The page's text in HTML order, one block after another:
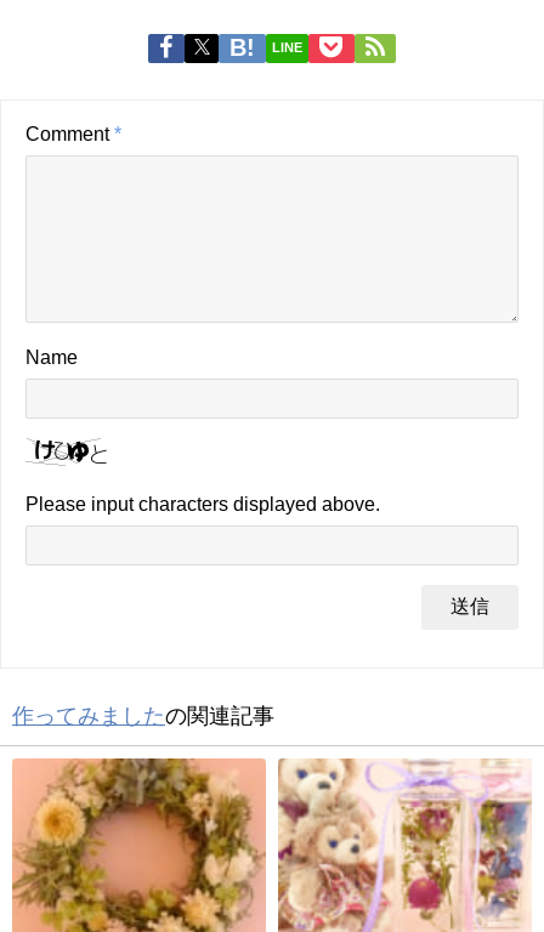
LINE
Comment*
Name
Please input characters displayed above.
作ってみましたの関連記事